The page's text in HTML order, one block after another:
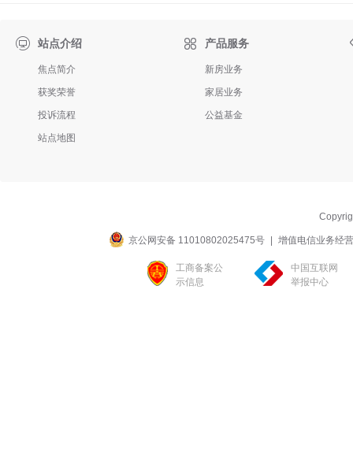
站点介绍
焦点简介
获奖荣誉
投诉流程
站点地图
 产品服务
新房业务
家居业务
公益基金
京公网安备 11010802025475号 增值电信业务经
工商备案公
示信息
中国互联网
举报中心